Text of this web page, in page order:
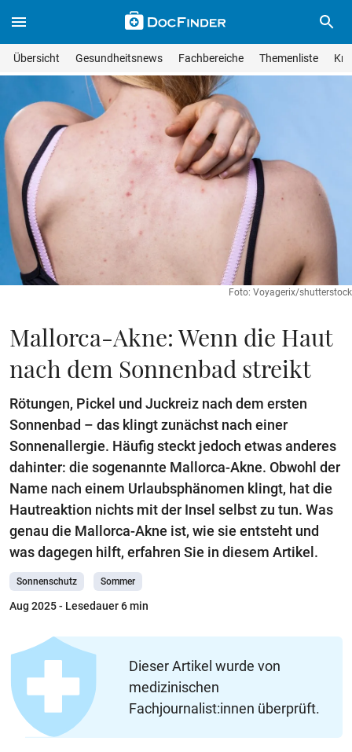
Übersicht Gesundheitsnews Fachbereiche Themenliste
Geben Sie Ihren Suchbegriff ein und drücken Sie die
Suche
Foto: Voyagerix/shutterstock
Mallorca-Akne: Wenn die Haut
nach dem Sonnenbad streikt
Rötungen, Pickel und Juckreiz nach dem ersten
Sonnenbad – das klingt zunächst nach einer
Sonnenallergie. Häufig steckt jedoch etwas anderes
dahinter: die sogenannte Mallorca-Akne. Obwohl der
Name nach einem Urlaubsphänomen klingt, hat die
Hautreaktion nichts mit der Insel selbst zu tun. Was
genau die Mallorca-Akne ist, wie sie entsteht und
was dagegen hilft, erfahren Sie in diesem Artikel.
Sonnenschutz Sommer
Aug 2025- Lesedauer 6 min
Dieser Artikel wurde von
medizinischen
Fachjournalist:innen überprüft.